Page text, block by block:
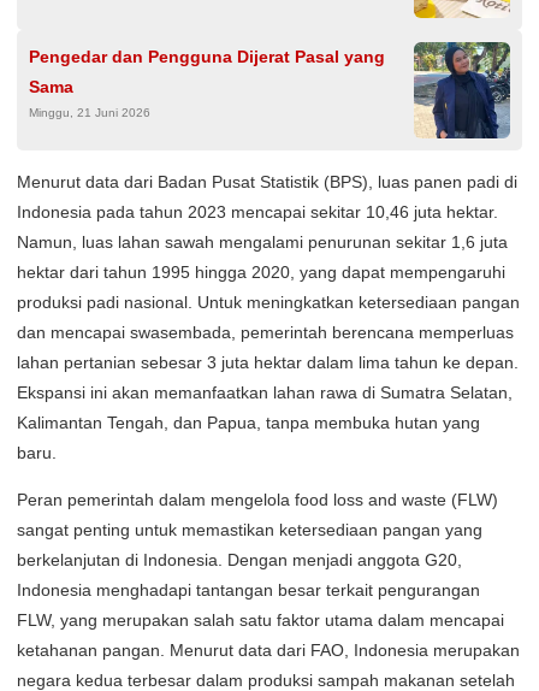
Pengedar dan Pengguna Dijerat Pasal yang
Sama
Minggu, 21 Juni 2026
Menurut data dari Badan Pusat Statistik (BPS), luas panen padi di
Indonesia pada tahun 2023 mencapai sekitar 10,46 juta hektar.
Namun, luas lahan sawah mengalami penurunan sekitar 1,6 juta
hektar dari tahun 1995 hingga 2020, yang dapat mempengaruhi
produksi padi nasional. Untuk meningkatkan ketersediaan pangan
dan mencapai swasembada, pemerintah berencana memperluas
lahan pertanian sebesar 3 juta hektar dalam lima tahun ke depan.
Ekspansi ini akan memanfaatkan lahan rawa di Sumatra Selatan,
Kalimantan Tengah, dan Papua, tanpa membuka hutan yang
baru.
Peran pemerintah dalam mengelola food loss and waste (FLW)
sangat penting untuk memastikan ketersediaan pangan yang
berkelanjutan di Indonesia. Dengan menjadi anggota G20,
Indonesia menghadapi tantangan besar terkait pengurangan
FLW, yang merupakan salah satu faktor utama dalam mencapai
ketahanan pangan. Menurut data dari FAO, Indonesia merupakan
negara kedua terbesar dalam produksi sampah makanan setelah